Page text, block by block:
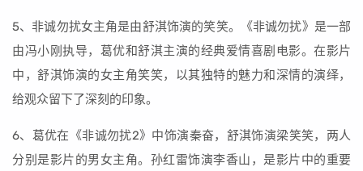
5、非诚勿扰女主角是由舒淇饰演的笑笑。《非诚勿扰》是一部
由冯小刚执导，葛优和舒淇主演的经典爱情喜剧电影。在影片
中，舒淇饰演的女主角笑笑，以其独特的魅力和深情的演绎，
给观众留下了深刻的印象。
6、葛优在《非诚勿扰2》中饰演秦奋，舒淇饰演梁笑笑，两人
分别是影片的男女主角。孙红雷饰演李香山，是影片中的重要